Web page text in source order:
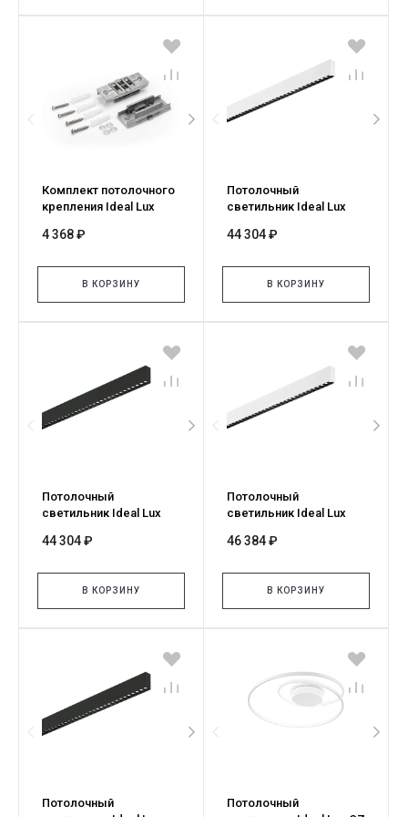
Комплект потолочного
крепления Ideal Lux
MONTAGGIO SOFFITTO
4 368 ₽
В КОРЗИНУ
Потолочный
светильник Ideal Lux
EMISSION ACCENT
44 304 ₽
В КОРЗИНУ
Потолочный
светильник Ideal Lux
EMISSION ACCENT
44 304 ₽
В КОРЗИНУ
Потолочный
светильник Ideal Lux
EMISSION ACCENT
46 384 ₽
В КОРЗИНУ
Потолочный
Потолочный